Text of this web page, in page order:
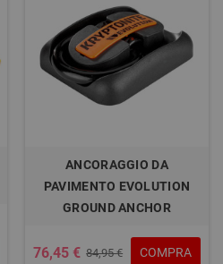
ANCORAGGIO DA
PAVIMENTO EVOLUTION
GROUND ANCHOR
76,45 € 84,95 € COMPRA